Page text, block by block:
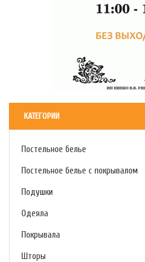
КАТЕГОРИИ
Постельное белье
Постельное белье с покрывалом
Подушки
Одеяла
Покрывала
Шторы